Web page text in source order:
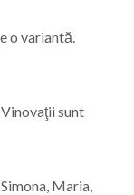
o variantă.
sunt
Maria,